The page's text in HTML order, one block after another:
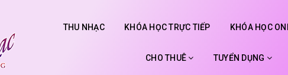
THU NHẠC KHÓA HỌC TRỰC TIẾP KHÓA HỌC
CHO THUÊ TUYỂN DỤNG